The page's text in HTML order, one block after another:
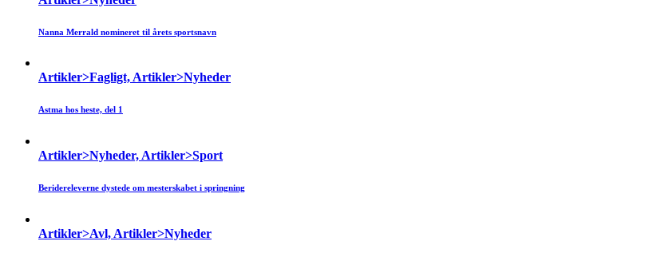
Nanna Merrald nomineret til årets sportsnavn
Artikler>Fagligt, Artikler>Nyheder
Astma hos heste, del 1
Artikler>Nyheder, Artikler>Sport
Beridereleverne dystede om mesterskabet i springning
Artikler>Avl, Artikler>Nyheder